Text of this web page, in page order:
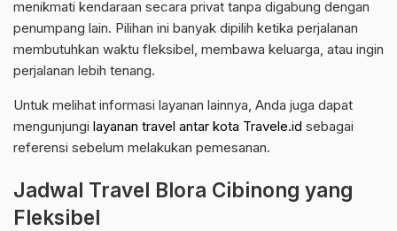
menikmati kendaraan secara privat tanpa digabung dengan
penumpang lain. Pilihan ini banyak dipilih ketika perjalanan
membutuhkan waktu fleksibel, membawa keluarga, atau ingin
perjalanan lebih tenang.
Untuk melihat informasi layanan lainnya, Anda juga dapat
mengunjungi layanan travel antar kota Travele.id sebagai
referensi sebelum melakukan pemesanan.
Jadwal Travel Blora Cibinong yang
Fleksibel